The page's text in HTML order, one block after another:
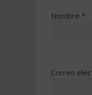
Nombre *
Correo